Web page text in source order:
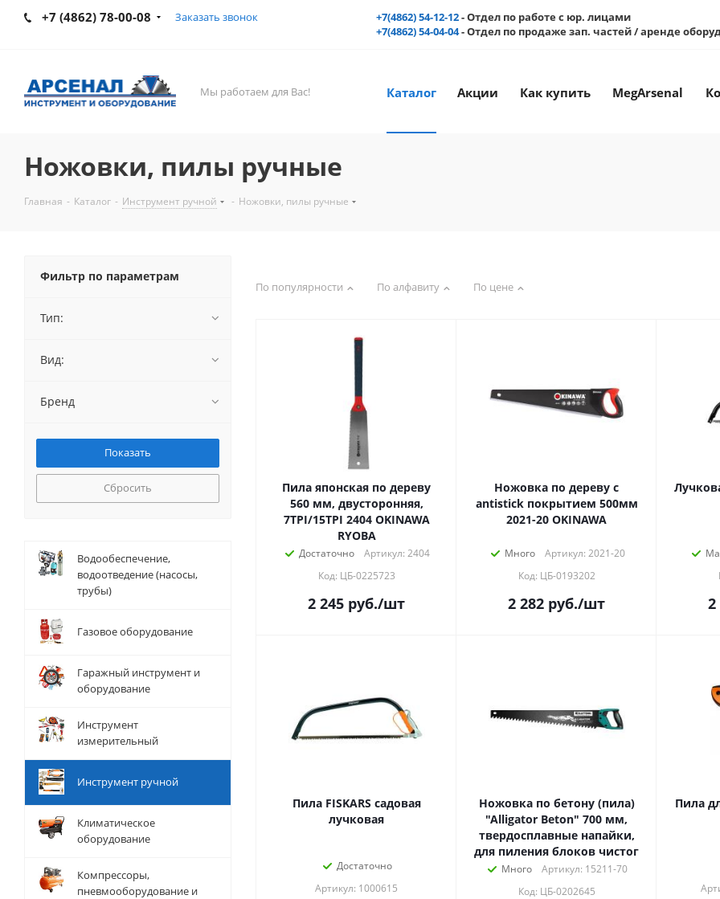
+7 (4862) 78-00-08 Заказать звонок +7(4862) 54-12-12- Отдел по работе с юр. лицами
+7(4862) 54-04-04- Отдел по продаже зап. частей / аренде
Мы работаем для Вас! Каталог Акции Как купить MegArsenal
Ножовки, пилы ручные
Главная - Каталог - Инструмент ручной - Ножовки, пилы ручные
По популярности По алфавиту По цене
Пила японская по дереву
560 мм, двусторонняя,
7TPI/15TPI 2404 OKINAWA
RYOBA
Достаточно
Артикул: 2404
Код: ЦБ-0225723
2 245 руб./шт
Ножовка по дереву с
antistick покрытием 500мм
2021-20 OKINAWA
Много
Артикул: 2021-20
Код: ЦБ-0193202
2 282 руб./шт 2
Пила FISKARS садовая
лучковая
Достаточно
Артикул: 1000615
Ножовка по бетону (пила)
"Alligator Beton" 700 мм,
твердосплавные напайки,
для пиления блоков чистог
Много
Артикул: 15211-70
Код: ЦБ-0202645
Пила
Фильтр по параметрам
Тип:
Вид:
Бренд
Сбросить
Водообеспечение,
водоотведение (насосы,
трубы)
Газовое оборудование
Гаражный инструмент и
оборудование
Инструмент
измерительный
Инструмент ручной
Климатическое
оборудование
Компрессоры,
пневмооборудование и